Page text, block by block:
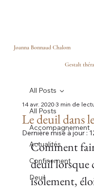
Joanna Bonnaud Chalom
Gestalt
All Posts
Accompagnement
Actualités
Confinement
Deuil
All Posts
Le deuil dans
14 avr. 20203 min de
Dernière mise à jour :
Comment
deuil lorsque
isolement,